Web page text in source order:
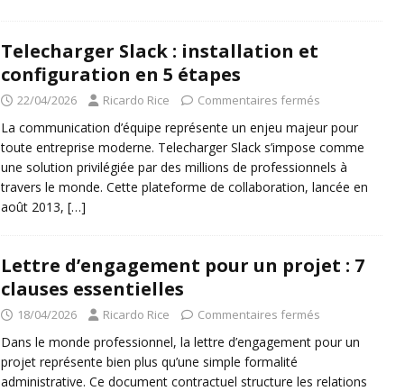
Telecharger Slack : installation et
configuration en 5 étapes
22/04/2026 Ricardo Rice Commentaires fermés
La communication d’équipe représente un enjeu majeur pour
toute entreprise moderne. Telecharger Slack s’impose comme
une solution privilégiée par des millions de professionnels à
travers le monde. Cette plateforme de collaboration, lancée en
août 2013, […]
Lettre d’engagement pour un projet : 7
clauses essentielles
18/04/2026 Ricardo Rice Commentaires fermés
Dans le monde professionnel, la lettre d’engagement pour un
projet représente bien plus qu’une simple formalité
administrative. Ce document contractuel structure les relations